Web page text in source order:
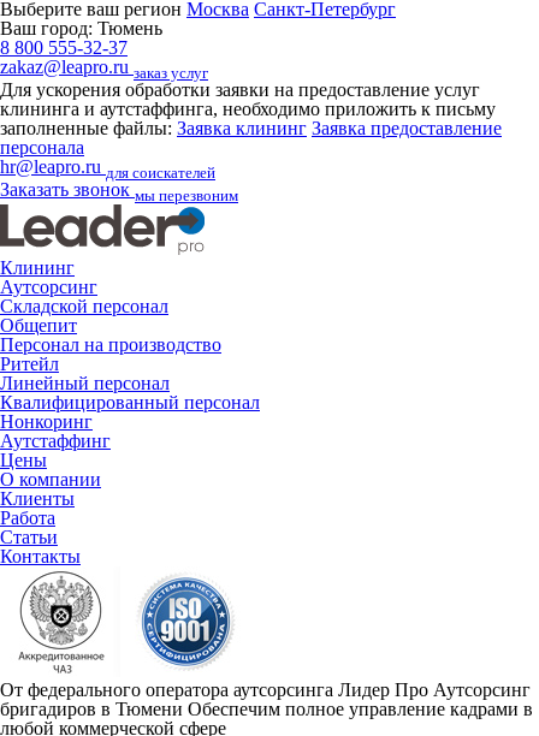
Выберите ваш регион Москва Санкт-Петербург
Ваш город: Тюмень
8 800 555-32-37
zakaz@leapro.ru заказ услуг
Для ускорения обработки заявки на предоставление услуг
клининга и аутстаффинга, необходимо приложить к письму
заполненные файлы: Заявка клининг Заявка предоставление
персонала
hr@leapro.ru для соискателей
Заказать звонок мы перезвоним
Клининг
Аутсорсинг
Складской персонал
Общепит
Персонал на производство
Ритейл
Линейный персонал
Квалифицированный персонал
Нонкоринг
Аутстаффинг
Цены
О компании
Клиенты
Работа
Статьи
Контакты
От федерального оператора аутсорсинга Лидер Про Аутсорсинг
бригадиров в Тюмени Обеспечим полное управление кадрами в
любой коммерческой сфере